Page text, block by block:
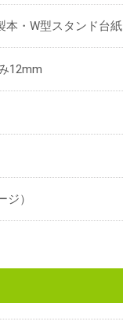
本・W型スタンド台紙
12mm
）